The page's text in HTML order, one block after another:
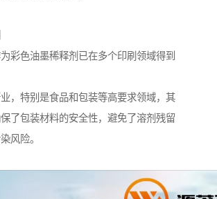
彩色油墨稀释剂已在多个印刷领域得到
，特别是食品和包装等高要求领域，其
了包装材料的安全性，避免了溶剂残留
风险。